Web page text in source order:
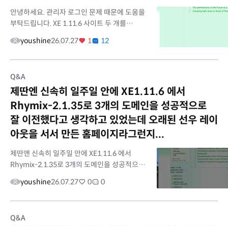
안녕하세요. 관리자 로그인 문제 때문에 도움을
부탁드립니다. XE 1.11.6 사이트 두 개를
: Sunoo 레이아웃 사용 newlifeforum.us
youshine26.07.27 1 12
Q&A
제딴엔 신속히 일주일 안에 XE1.11.6 에서
Rhymix-2.1.35로 3개의 도메인을 성공적으로
잘 이전했다고 생각하고 있었는데 오래된 선우 레이
아웃을 서서 만든 홈페이지라그런지...
제딴엔 신속히 일주일 안에 XE1.11.6 에서
Rhymix-2.1.35로 3개의 도메인을 성공적으로
레이아웃을 써서 만든 홈페이지라그런지... 제
youshine26.07.27 0 0
Q&A